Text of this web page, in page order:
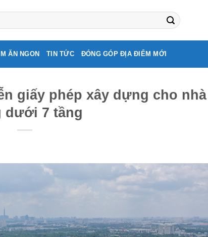
ĂN NGON TIN TỨC ĐÓNG GÓP ĐỊA ĐIỂM MỚI
giấy phép xây dựng cho nhà
dưới 7 tầng